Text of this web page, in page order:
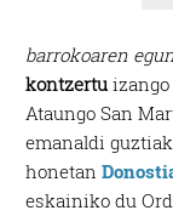
barrokoaren
kontzertu
Ataungo San
emanaldi
honetan
eskainiko du